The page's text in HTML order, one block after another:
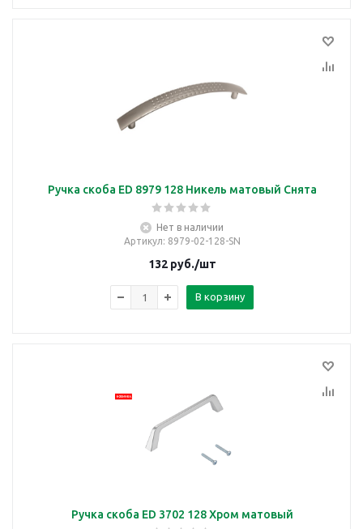
Ручка скоба ED 8979 128 Никель матовый Снята
Нет в наличии
Артикул: 8979-02-128-SN
132руб./шт
В корзину
Ручка скоба ED 3702 128 Хром матовый